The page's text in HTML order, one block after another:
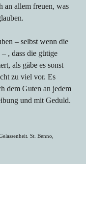
an allem freuen, was
– selbst wenn die
, dass die gütige
als gäbe es sonst
zu viel vor. Es
dem Guten an jedem
und mit Geduld.
St. Benno,